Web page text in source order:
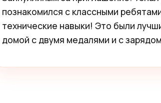
познакомился с классными
технические навыки! Это были
домой с двумя медалями и с